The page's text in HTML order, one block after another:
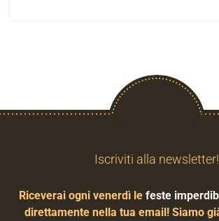
Iscriviti alla newsletter!
Riceverai ogni venerdì le feste
direttamente nella tua email! Siamo